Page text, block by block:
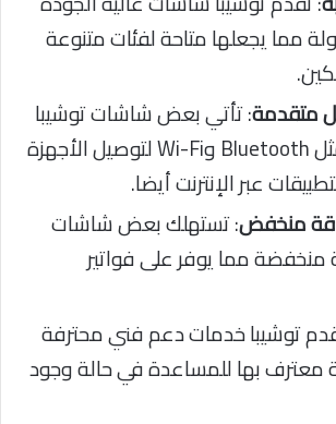
مما يجعلها متاحة لفئات متنوعة
متقدمة: تأتي بعض شاشات توشيبا
مع تقنيات مثل Bluetooth وWi-Fi لتوصيل الأجهزة
عبر الإنترنت أيضا.
منخفض: تستهلك بعض شاشات
منخفضة مما يوفر على فواتير
توشيبا خدمات دعم فني محترفة
معترف بها للمساعدة في حالة وجود